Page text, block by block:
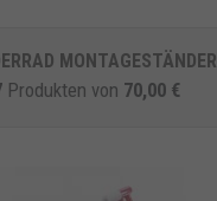
MONTAGESTÄNDER
Produkten von 70,00 €